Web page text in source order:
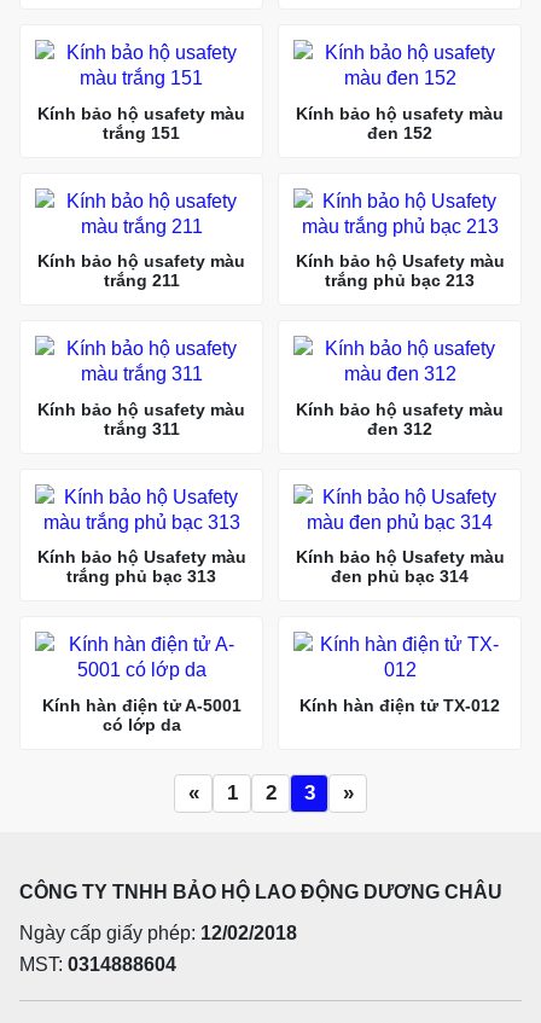
Kính bảo hộ usafety màu
trắng 151
Kính bảo hộ usafety màu
đen 152
Kính bảo hộ usafety màu
trắng 211
Kính bảo hộ Usafety màu
trắng phủ bạc 213
Kính bảo hộ usafety màu
trắng 311
Kính bảo hộ usafety màu
đen 312
Kính bảo hộ Usafety màu
trắng phủ bạc 313
Kính bảo hộ Usafety màu
đen phủ bạc 314
Kính hàn điện tử A-5001
có lớp da
Kính hàn điện tử TX-012
« 1 2 3 »
CÔNG TY TNHH BẢO HỘ LAO ĐỘNG DƯƠNG CHÂU
Ngày cấp giấy phép: 12/02/2018
MST: 0314888604